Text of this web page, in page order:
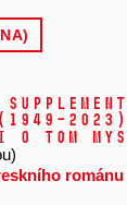
o tom
románu